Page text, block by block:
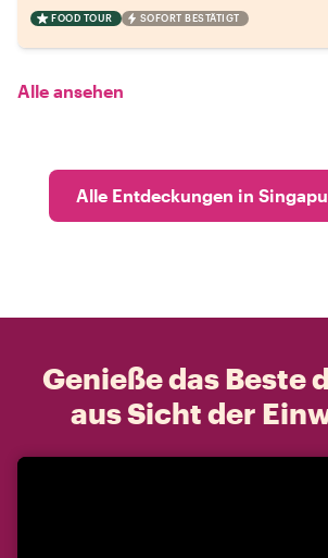
FOOD TOUR SOFORT BESTÄTIGT
Alle ansehen
Alle Entdeckungen in
Genieße das Beste
aus Sicht der